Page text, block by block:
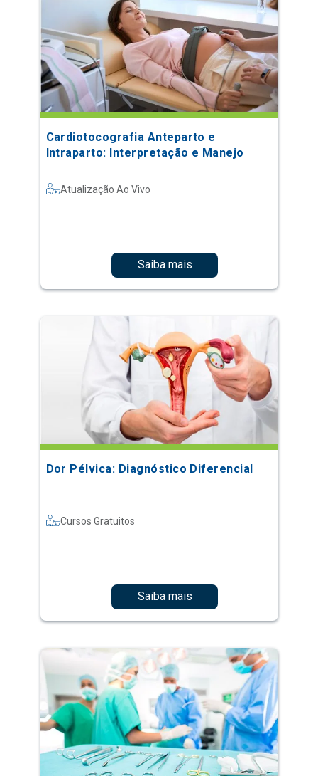
Cardiotocografia Anteparto e
Intraparto: Interpretação e Manejo
Atualização Ao Vivo
Saiba mais
Dor Pélvica: Diagnóstico Diferencial
Cursos Gratuitos
Saiba mais